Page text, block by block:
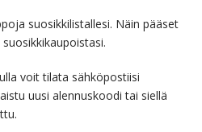
suosikkilistallesi. Näin pääset
voit tilata sähköpostiisi
uusi alennuskoodi tai siellä